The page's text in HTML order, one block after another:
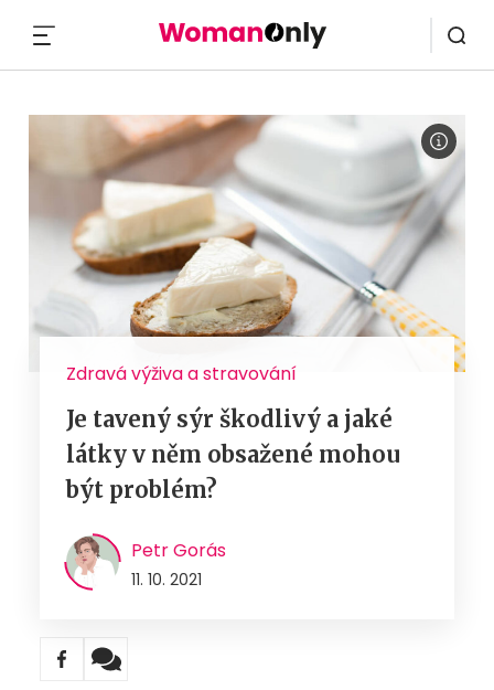
Zdravá výživa a stravování
Je tavený sýr škodlivý a jaké
látky v něm obsažené mohou
být problém?
Petr Gorás
11. 10. 2021